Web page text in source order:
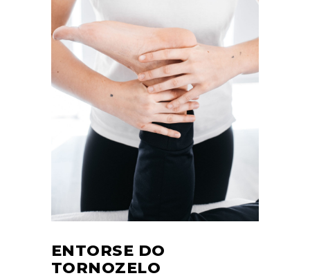
ENTORSE DO
TORNOZELO